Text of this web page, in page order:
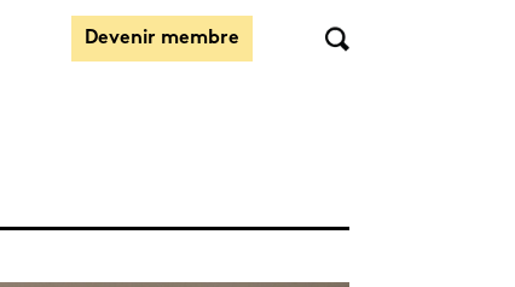
Devenir membre